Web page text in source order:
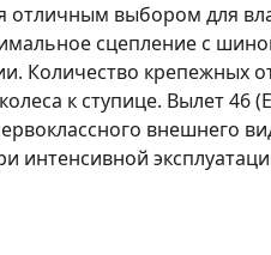
отличным выбором для
сцепление с
Количество крепежных
к ступице. Вылет 46
внешнего
интенсивной